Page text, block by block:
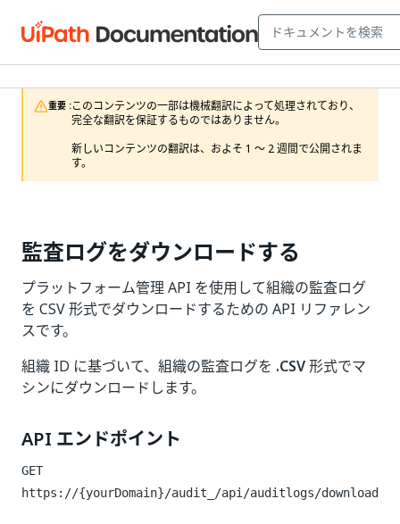
重要 :このコンテンツの一部は機械翻訳によって処理されており、
完全な翻訳を保証するものではありません。
新しいコンテンツの翻訳は、およそ 1 ～ 2 週間で公開されま
す。
監査ログをダウンロードする
プラットフォーム管理 API を使用して組織の監査ログ
を CSV 形式でダウンロードするための API リファレン
スです。
組織 ID に基づいて、組織の監査ログを .CSV形式でマ
シンにダウンロードします。
API エンドポイント
GET
https://{yourDomain}/audit_/api/auditlogs/download